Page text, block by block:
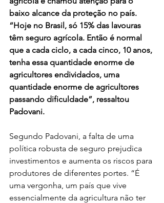
baixo alcance da proteção no país.
“Hoje no Brasil, só 15% das lavouras
têm seguro agrícola. Então é normal
que a cada ciclo, a cada cinco, 10 anos,
tenha essa quantidade enorme de
agricultores endividados, uma
quantidade enorme de agricultores
passando dificuldade”, ressaltou
Padovani.
Segundo Padovani, a falta de uma
política robusta de seguro prejudica
investimentos e aumenta os riscos para
produtores de diferentes portes. “É
uma vergonha, um país que vive
essencialmente da agricultura não ter